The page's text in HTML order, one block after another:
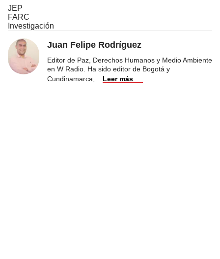
JEP
FARC
Investigación
Juan Felipe Rodríguez
Editor de Paz, Derechos Humanos y Medio Ambiente
en W Radio. Ha sido editor de Bogotá y
Cundinamarca,
Leer más